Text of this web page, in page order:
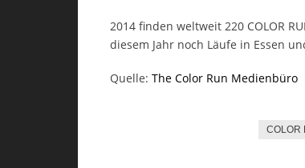
2014 finden weltweit 220 COLOR
diesem Jahr noch Läufe in Essen
Quelle: The Color Run Medienbüro
COLOR